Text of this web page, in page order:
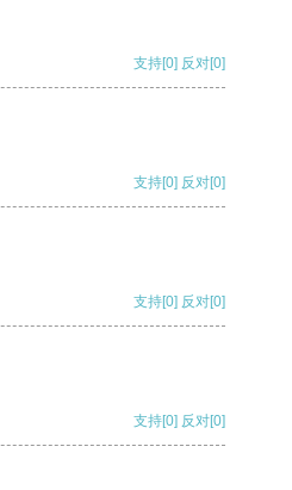
支持[0] 反对[0]
支持[0] 反对[0]
支持[0] 反对[0]
支持[0] 反对[0]